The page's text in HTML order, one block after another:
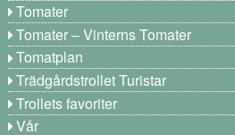
Tomater
Tomater – Vinterns Tomater
Tomatplan
Trädgårdstrollet Turistar
Trollets favoriter
Vår